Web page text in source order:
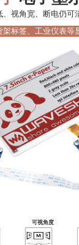
、视角宽、断电仍可
架标签、工业仪表等
可视角度